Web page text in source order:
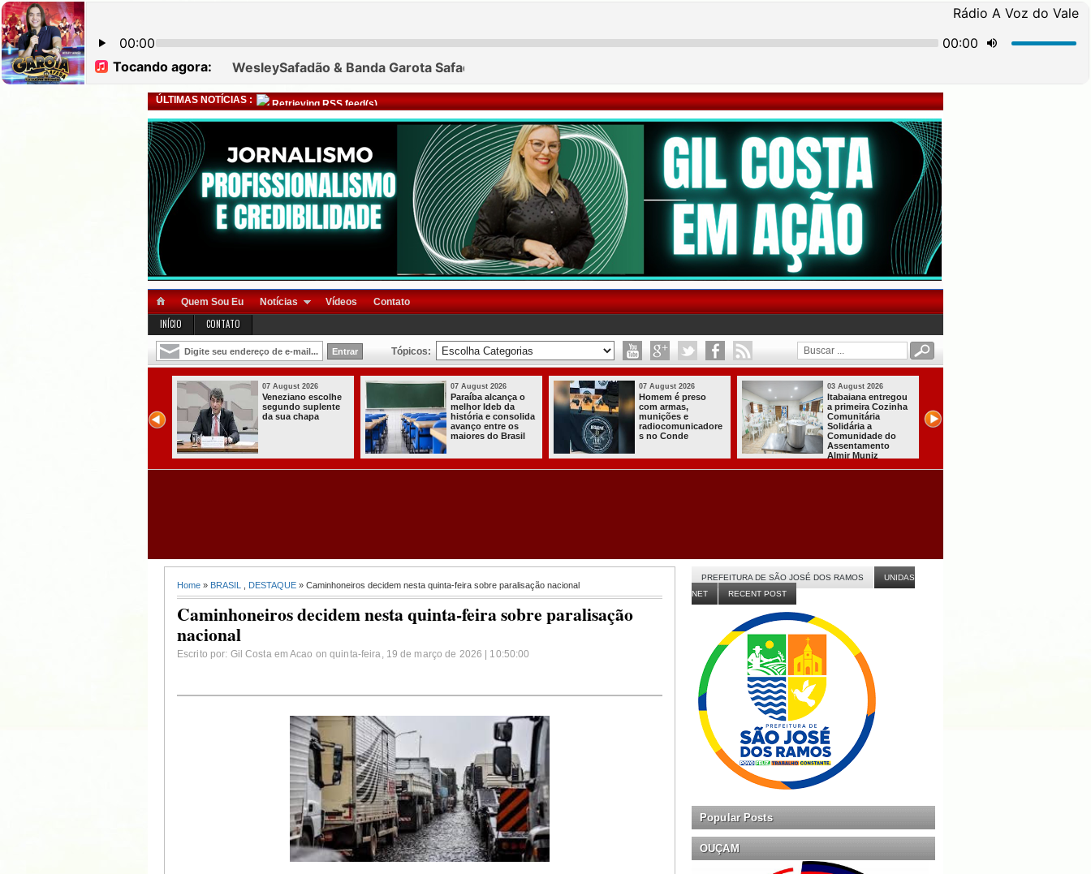
ÚLTIMAS NOTÍCIAS : Retrieving RSS feed(s)
Quem Sou Eu Notícias Vídeos Contato
INÍCIO CONTATO
Tópicos:
07 August 2026
Paraíba alcança o
melhor Ideb da
história e consolida
avanço entre os
maiores do Brasil
07 August 2026
Homem é preso
com armas,
munições e
radiocomunicadore
s no Conde
03 August 2026
Itabaiana entregou
a primeira Cozinha
Comunitária
Solidária a
Comunidade do
Almir Muniz
03 August 2026
Secretaria de
Agricultura de
Itabaiana recebeu
da Sedap-PB cerca
de 30 mil alevinos
para nossas
comunidades rurais
Home » BRASIL DESTAQUE » Caminhoneiros decidem nesta quinta-feira sobre paralisação nacional
Caminhoneiros decidem nesta quinta-feira sobre paralisação
nacional
Escrito por: Gil Costa em Acao on quinta-feira, 19 de março de 2026 | 10:50:00
PREFEITURA DE SÃO JOSÉ DOS RAMOS
UNIDAS
NET
RECENT POST
Popular Posts
OUÇAM